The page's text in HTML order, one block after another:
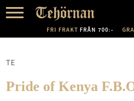
FRI FRAKT FRÅN 700:-
TE
Pride of Kenya